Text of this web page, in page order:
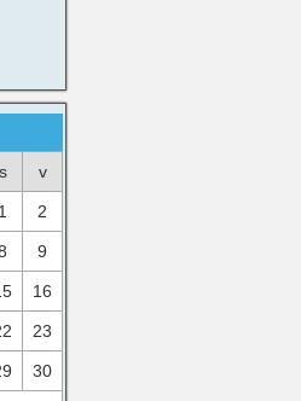
s v
1 2
9
16
23
30